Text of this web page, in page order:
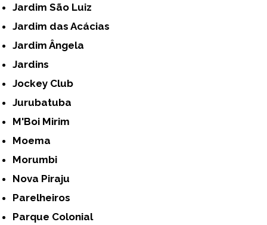
Jardim São Luiz
Jardim das Acácias
Jardim Ângela
Jardins
Jockey Club
Jurubatuba
M'Boi Mirim
Moema
Morumbi
Nova Piraju
Parelheiros
Parque Colonial